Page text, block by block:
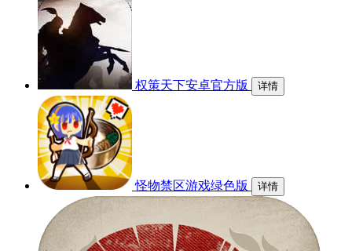
权策天下安卓官方版 详情
怪物禁区游戏绿色版 详情